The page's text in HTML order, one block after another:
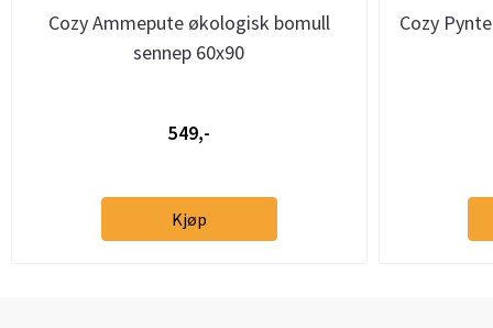
Cozy Ammepute økologisk bomull
sennep 60x90
549,-
Kjøp
Cozy